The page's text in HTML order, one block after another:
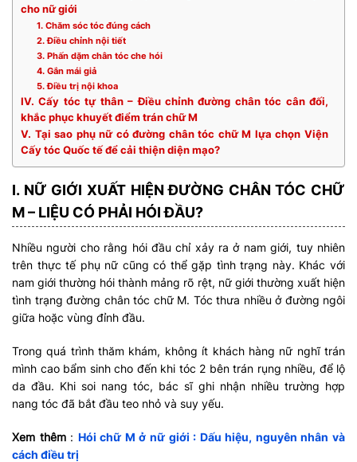
cho nữ giới
1. Chăm sóc tóc đúng cách
2. Điều chỉnh nội tiết
3. Phấn dặm chân tóc che hói
4. Gắn mái giả
5. Điều trị nội khoa
IV. Cấy tóc tự thân – Điều chỉnh đường chân tóc cân đối,
khắc phục khuyết điểm trán chữ M
V. Tại sao phụ nữ có đường chân tóc chữ M lựa chọn Viện
Cấy tóc Quốc tế để cải thiện diện mạo?
I. NỮ GIỚI XUẤT HIỆN ĐƯỜNG CHÂN TÓC CHỮ
M – LIỆU CÓ PHẢI HÓI ĐẦU?
Nhiều người cho rằng hói đầu chỉ xảy ra ở nam giới, tuy nhiên
trên thực tế phụ nữ cũng có thể gặp tình trạng này. Khác với
nam giới thường hói thành mảng rõ rệt, nữ giới thường xuất hiện
tình trạng đường chân tóc chữ M. Tóc thưa nhiều ở đường ngôi
giữa hoặc vùng đỉnh đầu.
Trong quá trình thăm khám, không ít khách hàng nữ nghĩ trán
mình cao bẩm sinh cho đến khi tóc 2 bên trán rụng nhiều, để lộ
da đầu. Khi soi nang tóc, bác sĩ ghi nhận nhiều trường hợp
nang tóc đã bắt đầu teo nhỏ và suy yếu.
Xem thêm: Hói chữ M ở nữ giới : Dấu hiệu, nguyên nhân và
cách điều trị